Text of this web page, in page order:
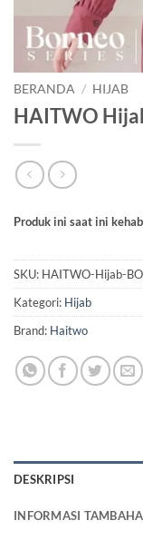
BERANDA / HIJAB
HAITWO
Produk ini saat ini
SKU: HAITWO-Hijab-
Kategori: Hijab
Brand: Haitwo
DESKRIPSI
INFORMASI